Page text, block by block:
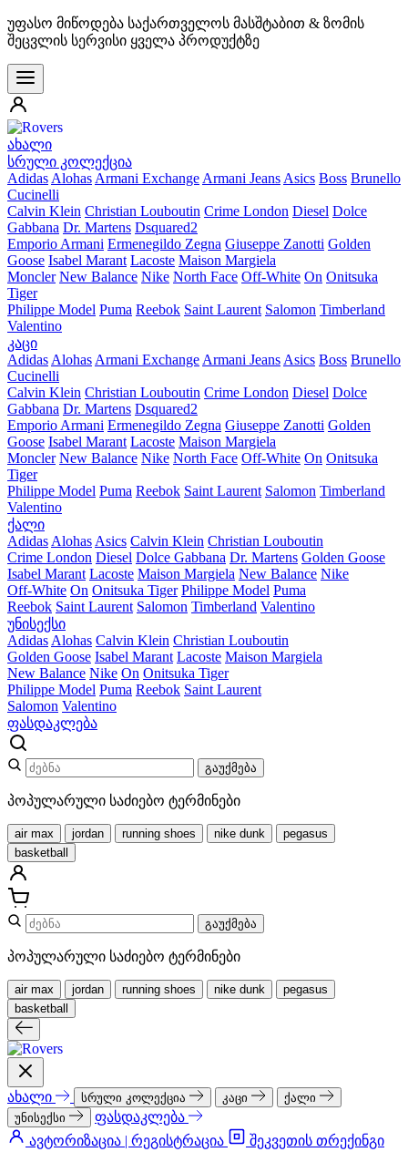
უფასო მიწოდება საქართველოს მასშტაბით & ზომის
შეცვლის სერვისი ყველა პროდუქტზე
ახალი
სრული კოლექცია
Adidas Alohas Armani Exchange Armani Jeans Asics Boss Brunello
Cucinelli
Calvin Klein Christian Louboutin Crime London Diesel Dolce
Gabbana Dr. Martens Dsquared2
Emporio Armani Ermenegildo Zegna Giuseppe Zanotti Golden
Goose Isabel Marant Lacoste Maison Margiela
Moncler New Balance Nike North Face Off-White On Onitsuka
Tiger
Philippe Model Puma Reebok Saint Laurent Salomon Timberland
Valentino
კაცი
Adidas Alohas Armani Exchange Armani Jeans Asics Boss Brunello
Cucinelli
Calvin Klein Christian Louboutin Crime London Diesel Dolce
Gabbana Dr. Martens Dsquared2
Emporio Armani Ermenegildo Zegna Giuseppe Zanotti Golden
Goose Isabel Marant Lacoste Maison Margiela
Moncler New Balance Nike North Face Off-White On Onitsuka
Tiger
Philippe Model Puma Reebok Saint Laurent Salomon Timberland
Valentino
ქალი
Adidas Alohas Asics Calvin Klein Christian Louboutin
Crime London Diesel Dolce Gabbana Dr. Martens Golden Goose
Isabel Marant Lacoste Maison Margiela New Balance Nike
Off-White On Onitsuka Tiger Philippe Model Puma
Reebok Saint Laurent Salomon Timberland Valentino
უნისექსი
Adidas Alohas Calvin Klein Christian Louboutin
Golden Goose Isabel Marant Lacoste Maison Margiela
New Balance Nike On Onitsuka Tiger
Philippe Model Puma Reebok Saint Laurent
Salomon Valentino
ფასდაკლება
გაუქმება
პოპულარული საძიებო ტერმინები
air max jordan running shoes nike dunk
pegasus
basketball
გაუქმება
პოპულარული საძიებო ტერმინები
air max jordan running shoes nike dunk
pegasus
basketball
ახალი სრული კოლექცია კაცი
ქალი
უნისექსი
ფასდაკლება
ავტორიზაცია | რეგისტრაცია
შეკვეთის თრექინგი